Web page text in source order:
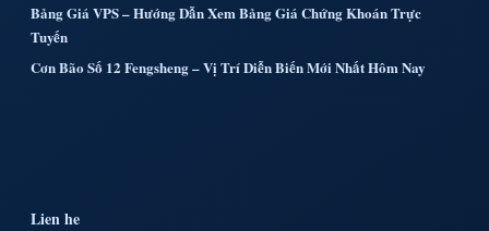
Bảng Giá VPS – Hướng Dẫn Xem Bảng Giá Chứng Khoán Trực
Tuyến
Cơn Bão Số 12 Fengsheng – Vị Trí Diễn Biến Mới Nhất Hôm Nay
Lien he